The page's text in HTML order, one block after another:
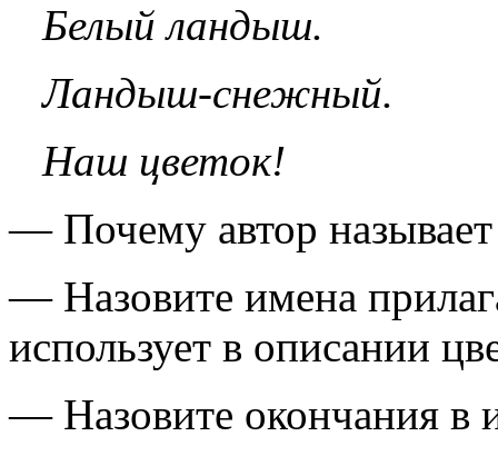
Белый ландыш.
Ландыш-снежный.
Наш цветок!
— Почему автор
— Назовите имена
использует в описании
— Назовите окончания в